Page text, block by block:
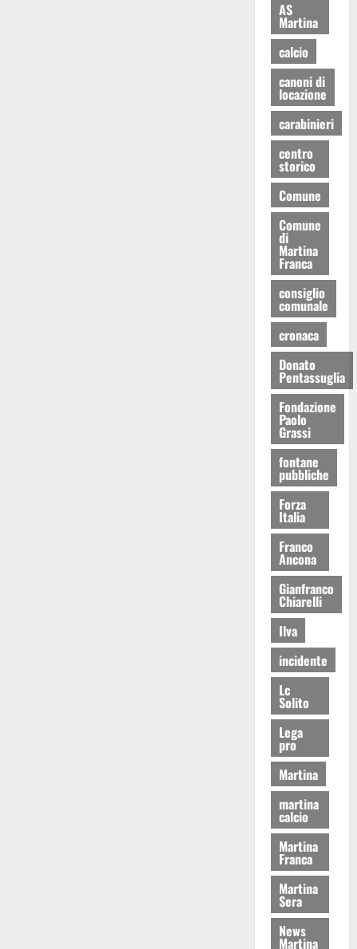
AS
Martina
calcio
canoni di
locazione
carabinieri
centro
storico
Comune
Comune
di
Martina
Franca
consiglio
comunale
cronaca
Donato
Pentassuglia
Fondazione
Paolo
Grassi
fontane
pubbliche
Forza
Italia
Franco
Ancona
Gianfranco
Chiarelli
Ilva
incidente
Lc
Solito
Lega
pro
Martina
martina
calcio
Martina
Franca
Martina
Sera
News
Martina